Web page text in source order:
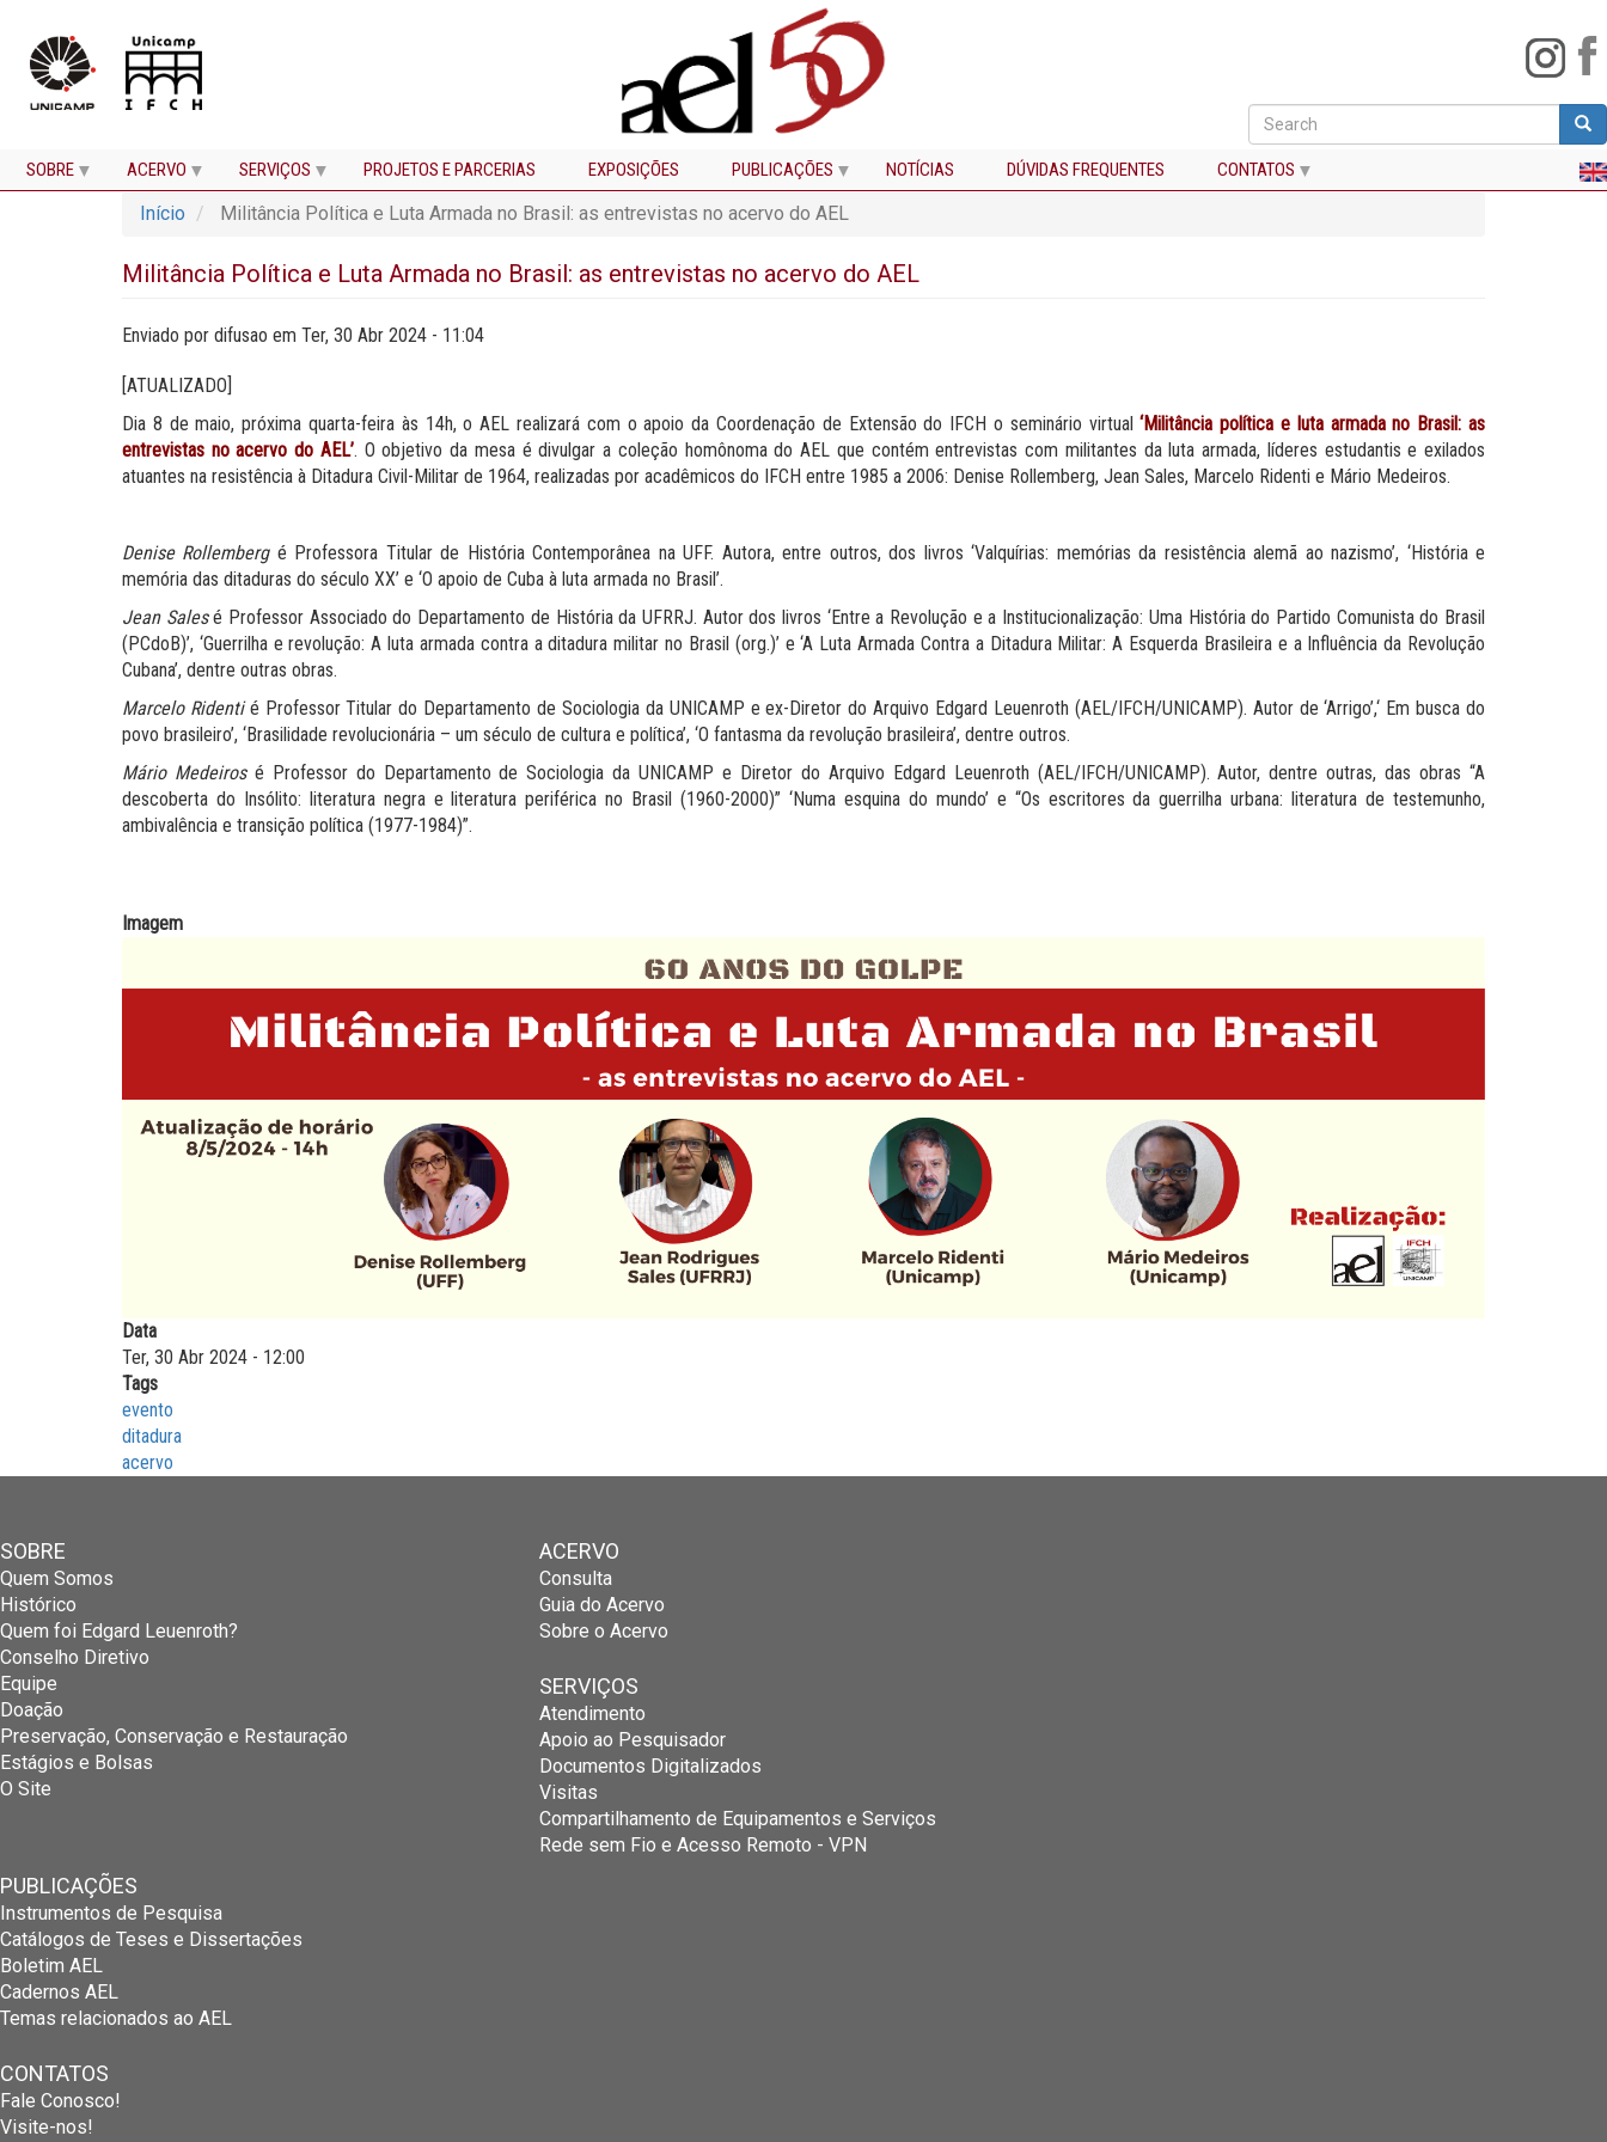
Pular
Buscar
Search
SOBRE ACERVO SERVIÇOS PROJETOS E PARCERIAS EXPOSIÇÕES PUBLICAÇÕES NOTÍCIAS DÚVIDAS FREQUENTES CONTATOS
Início Militância Política e Luta Armada no Brasil: as entrevistas no acervo do AEL
Militância Política e Luta Armada no Brasil: as entrevistas no acervo do AEL
Enviado por difusao em Ter, 30 Abr 2024 - 11:04
[ATUALIZADO]
Dia 8 de maio, próxima quarta-feira às 14h, o AEL realizará com o apoio da Coordenação de Extensão do IFCH o seminário virtual‘Militância política e luta armada no Brasil: as
entrevistas no acervo do AEL’. O objetivo da mesa é divulgar a coleção homônoma do AEL que contém entrevistas com militantes da luta armada, líderes estudantis e exilados
atuantes na resistência à Ditadura Civil-Militar de 1964, realizadas por acadêmicos do IFCH entre 1985 a 2006: Denise Rollemberg, Jean Sales, Marcelo Ridenti e Mário Medeiros.
Denise Rollembergé Professora Titular de História Contemporânea na UFF. Autora, entre outros, dos livros ‘Valquírias: memórias da resistência alemã ao nazismo’, ‘História e
memória das ditaduras do século XX’ e ‘O apoio de Cuba à luta armada no Brasil’.
Jean Salesé Professor Associado do Departamento de História da UFRRJ. Autor dos livros ‘Entre a Revolução e a Institucionalização: Uma História do Partido Comunista do Brasil
(PCdoB)’, ‘Guerrilha e revolução: A luta armada contra a ditadura militar no Brasil (org.)’ e ‘A Luta Armada Contra a Ditadura Militar: A Esquerda Brasileira e a Influência da Revolução
Cubana’, dentre outras obras.
Marcelo Ridentié Professor Titular do Departamento de Sociologia da UNICAMP e ex-Diretor do Arquivo Edgard Leuenroth (AEL/IFCH/UNICAMP). Autor de ‘Arrigo’,‘ Em busca do
povo brasileiro’, ‘Brasilidade revolucionária – um século de cultura e política’, ‘O fantasma da revolução brasileira’, dentre outros.
Mário Medeirosé Professor do Departamento de Sociologia da UNICAMP e Diretor do Arquivo Edgard Leuenroth (AEL/IFCH/UNICAMP). Autor, dentre outras, das obras “A
descoberta do Insólito: literatura negra e literatura periférica no Brasil (1960-2000)” ‘Numa esquina do mundo’ e “Os escritores da guerrilha urbana: literatura de testemunho,
ambivalência e transição política (1977-1984)”.
Imagem
Data
Ter, 30 Abr 2024 - 12:00
Tags
evento
ditadura
acervo
SOBRE
Quem Somos
Histórico
Quem foi Edgard Leuenroth?
Conselho Diretivo
Equipe
Doação
Preservação, Conservação e Restauração
Estágios e Bolsas
O Site
ACERVO
Consulta
Guia do Acervo
Sobre o Acervo
SERVIÇOS
Atendimento
Apoio ao Pesquisador
Documentos Digitalizados
Visitas
Compartilhamento de Equipamentos e Serviços
Rede sem Fio e Acesso Remoto - VPN
PUBLICAÇÕES
Instrumentos de Pesquisa
Catálogos de Teses e Dissertações
Boletim AEL
Cadernos AEL
Temas relacionados ao AEL
CONTATOS
Fale Conosco!
Visite-nos!